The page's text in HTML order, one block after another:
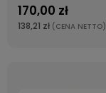
170,00 zł
138,21 zł (CENA NETTO)